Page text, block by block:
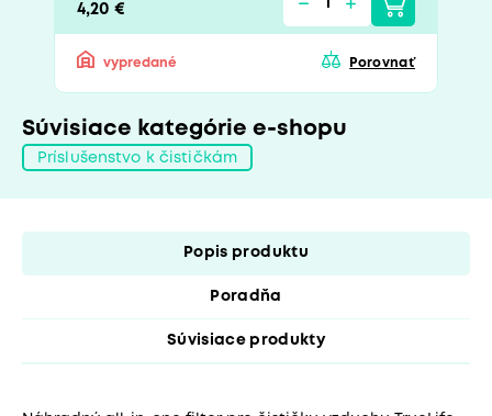
4,20 €
vypredané Porovnať
Súvisiace kategórie e-shopu
Príslušenstvo k čističkám
Popis produktu
Poradňa
Súvisiace produkty